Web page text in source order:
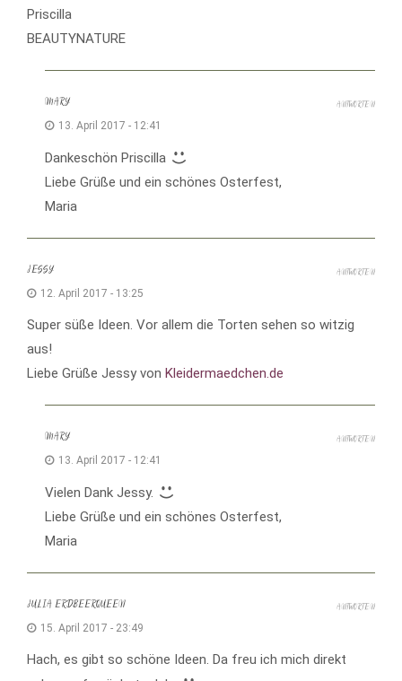
Priscilla
BEAUTYNATURE
MARY
13. April 2017 - 12:41
Dankeschön Priscilla
Liebe Grüße und ein schönes Osterfest,
Maria
ANTWORTEN
JESSY
12. April 2017 - 13:25
Super süße Ideen. Vor allem die Torten sehen so witzig
aus!
Liebe Grüße Jessy von Kleidermaedchen.de
ANTWORTEN
MARY
13. April 2017 - 12:41
Vielen Dank Jessy.
Liebe Grüße und ein schönes Osterfest,
Maria
ANTWORTEN
JULIA ERDBEERQUEEN
15. April 2017 - 23:49
Hach, es gibt so schöne Ideen. Da freu ich mich direkt
ANTWORTEN